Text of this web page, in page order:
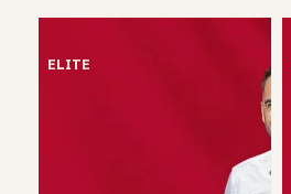
ELITE